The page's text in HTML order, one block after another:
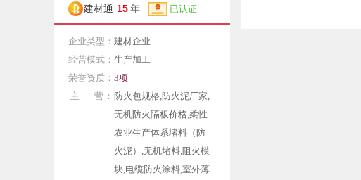
建材通 15 年 已认证
企业类型： 建材企业
经营模式： 生产加工
荣誉资质： 3项
主 营： 防火包规格,防火泥厂家,
无机防火隔板价格,柔性
农业生产体系堵料（防
火泥）,无机堵料,阻火模
块,电缆防火涂料,室外薄